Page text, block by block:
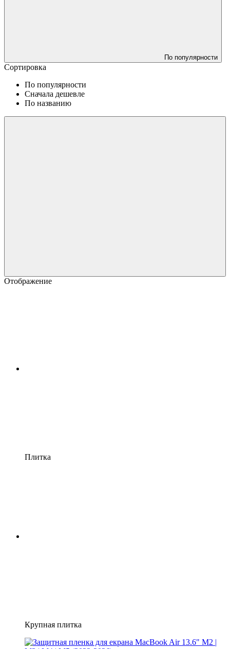
По популярности
Сортировка
По популярности
Сначала дешевле
По названию
Отображение
Плитка
Крупная плитка